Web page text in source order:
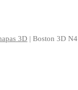
3D | Boston 3D N4